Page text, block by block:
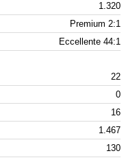
1.320
Premium 2:1
Eccellente 44:1
22
0
16
1.467
130